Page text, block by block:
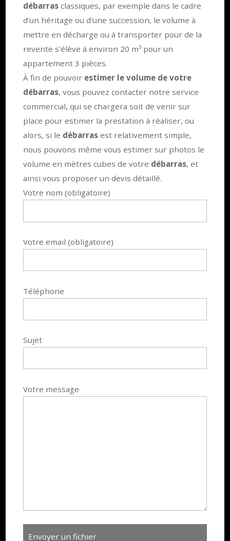
débarrasclassiques, par exemple dans le cadre
d’un héritage ou d’une succession, le volume à
mettre en décharge ou à transporter pour de la
revente s’élève à environ 20 m³ pour un
appartement 3 pièces.
À fin de pouvoir estimer le volume de votre
débarras, vous pouvez contacter notre service
commercial, qui se chargera soit de venir sur
place pour estimer la prestation à réaliser, ou
alors, si le débarrasest relativement simple,
nous pouvons même vous estimer sur photos le
volume en mètres cubes de votre débarras, et
ainsi vous proposer un devis détaillé.
Votre nom (obligatoire)
Votre email (obligatoire)
Téléphone
Sujet
Votre message
Envoyer un fichier